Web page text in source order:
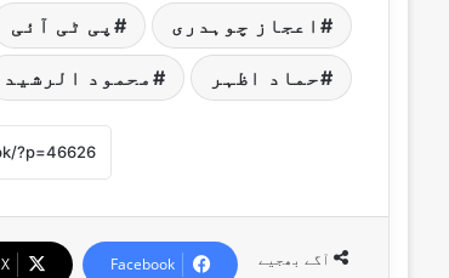
اعجاز چوہدری پی ٹی آئی
حماد اظہر محمود الرشید
آگے بھجیے Facebook
X